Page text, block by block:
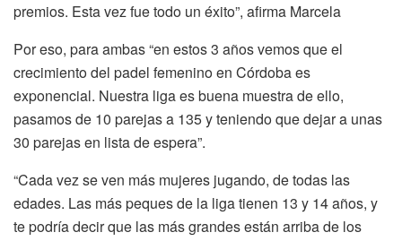
premios. Esta vez fue todo un éxito”, afirma Marcela
Por eso, para ambas “en estos 3 años vemos que el
crecimiento del padel femenino en Córdoba es
exponencial. Nuestra liga es buena muestra de ello,
pasamos de 10 parejas a 135 y teniendo que dejar a unas
30 parejas en lista de espera”.
“Cada vez se ven más mujeres jugando, de todas las
edades. Las más peques de la liga tienen 13 y 14 años, y
te podría decir que las más grandes están arriba de los